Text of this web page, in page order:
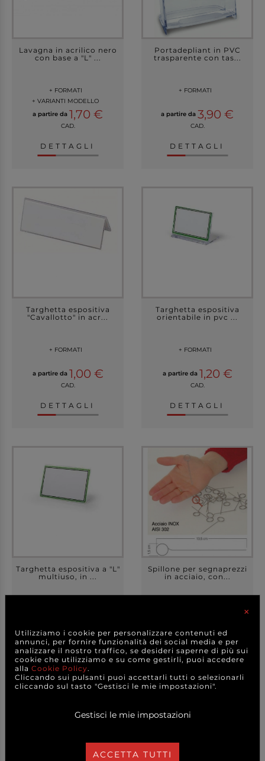
Lavagna in acrilico nero
con base a "L" ...
+ FORMATI
+ VARIANTI MODELLO
a partire da 1,70 €
CAD.
DETTAGLI
Portadepliant in PVC
trasparente con tas...
+ FORMATI
a partire da 3,90 €
CAD.
DETTAGLI
Targhetta espositiva
"Cavallotto" in acr...
+ FORMATI
a partire da 1,00 €
CAD.
DETTAGLI
Targhetta espositiva
orientabile in pvc ...
+ FORMATI
a partire da 1,20 €
CAD.
DETTAGLI
Targhetta espositiva a "L"
multiuso, in ...
a partire da1,60 €
CAD.
DETTAGLI
Spillone per segnaprezzi
in acciaio, con...
a partire da4,50 €
A CONFEZIONE
DETTAGLI
×
Utilizziamo i cookie per personalizzare contenuti ed
annunci, per fornire funzionalità dei social media e per
analizzare il nostro traffico, se desideri saperne di più sui
cookie che utilizziamo e su come gestirli, puoi accedere
alla Cookie Policy.
Cliccando sui pulsanti puoi accettarli tutti o selezionarli
cliccando sul tasto "Gestisci le mie impostazioni".
Gestisci le mie impostazioni
ACCETTA TUTTI